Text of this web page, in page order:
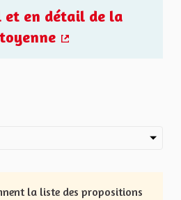
et en détail de la
la liste des propositions